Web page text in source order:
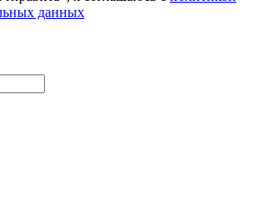
данных